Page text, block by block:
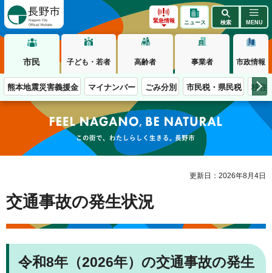
緊急情報 ニュース 検索 MENU
市民 子ども・若者 高齢者 事業者 市政情報
熊本地震災害義援金 マイナンバー ごみ分別 市民税・県民税 移住
この街で、わたしらしく生きる。長野市
更新日：2026年8月4日
交通事故の発生状況
令和8年（2026年）の交通事故の発生